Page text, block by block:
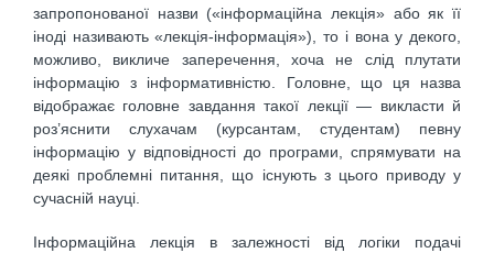
запропонованої назви («інформаційна лекція» або як її
іноді називають «лекція-інформація»), то і вона у декого,
можливо, викличе заперечення, хоча не слід плутати
інформацію з інформативністю. Головне, що ця назва
відображає головне завдання такої лекції — викласти й
роз’яснити слухачам (курсантам, студентам) певну
інформацію у відповідності до програми, спрямувати на
деякі проблемні питання, що існують з цього приводу у
сучасній науці.
Інформаційна лекція в залежності від логіки подачі